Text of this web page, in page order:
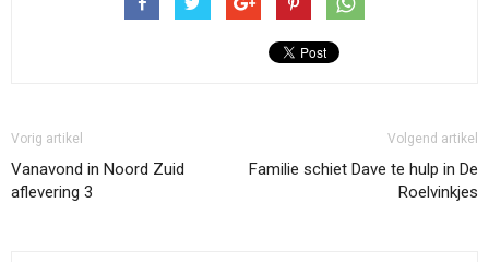
Vorig artikel
Vanavond in Noord Zuid
aflevering 3
Volgend artikel
Familie schiet Dave te hulp in De
Roelvinkjes